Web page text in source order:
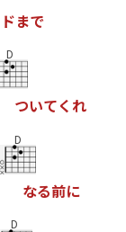
ドまで
D
ついてく れ
D
なる前に
D